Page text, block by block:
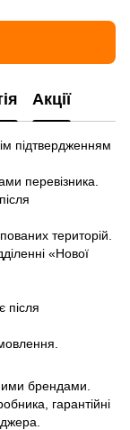
Акції
підтвердженням
перевізника.
територій.
«Нової
після
брендами.
гарантійні